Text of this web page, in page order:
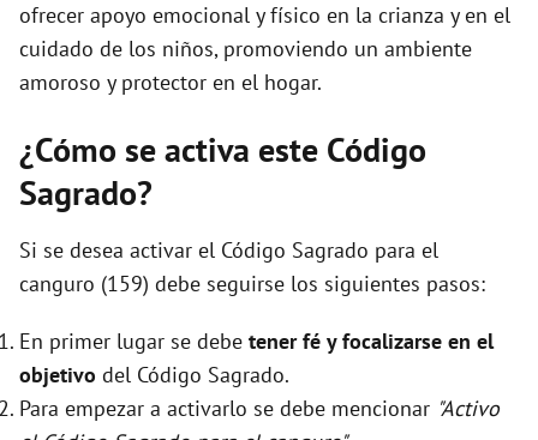
ofrecer apoyo emocional y físico en la crianza y en el
cuidado de los niños, promoviendo un ambiente
amoroso y protector en el hogar.
¿Cómo se activa este Código
Sagrado?
Si se desea activar el Código Sagrado para el
canguro (159) debe seguirse los siguientes pasos:
En primer lugar se debe tener fé y focalizarse en el
objetivo del Código Sagrado.
Para empezar a activarlo se debe mencionar "Activo